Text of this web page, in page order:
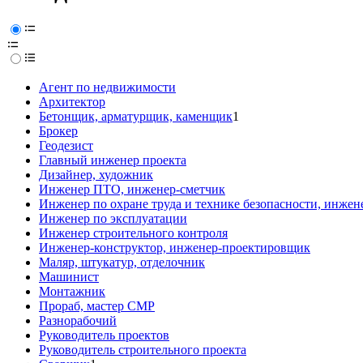
Агент по недвижимости
Архитектор
Бетонщик, арматурщик, каменщик1
Брокер
Геодезист
Главный инженер проекта
Дизайнер, художник
Инженер ПТО, инженер-сметчик
Инженер по охране труда и технике безопасности,
Инженер по эксплуатации
Инженер строительного контроля
Инженер-конструктор, инженер-проектировщик
Маляр, штукатур, отделочник
Машинист
Монтажник
Прораб, мастер СМР
Разнорабочий
Руководитель проектов
Руководитель строительного проекта